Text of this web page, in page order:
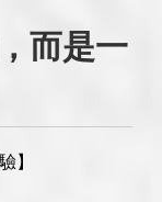
而是一
】